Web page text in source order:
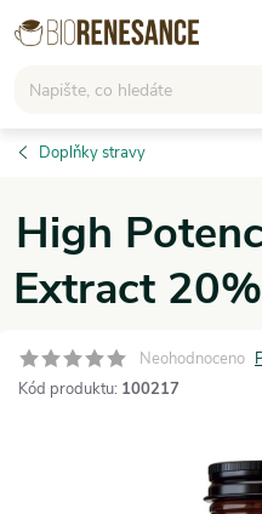
Přejít
na
Doplňky stravy
High
Extract
Neohodnoceno
Kód produktu: 100217